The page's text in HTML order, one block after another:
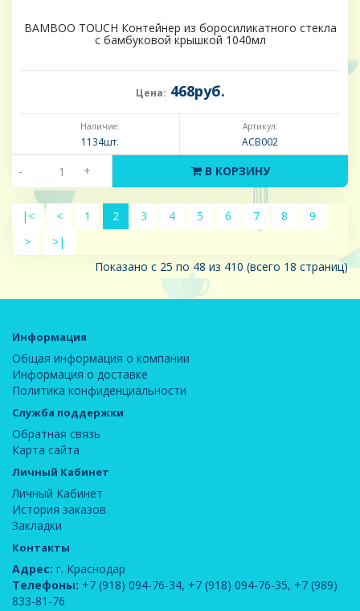
BAMBOO TOUCH Контейнер из боросиликатного стекла
с бамбуковой крышкой 1040мл
Цена: 468руб.
Наличие:
1134шт.
Артикул:
ACB002
- + В КОРЗИНУ
|< < 1 2 3 4 5 6 7 8
9
>
>|
Показано с 25 по 48 из 410 (всего 18 страниц)
Информация
Общая информация о компании
Информация о доставке
Политика конфиденциальности
Служба поддержки
Обратная связь
Карта сайта
Личный Кабинет
Личный Кабинет
История заказов
Закладки
Контакты
Адрес: г. Краснодар
Телефоны: +7 (918) 094-76-34, +7 (918) 094-76-35, +7 (989)
833-81-76